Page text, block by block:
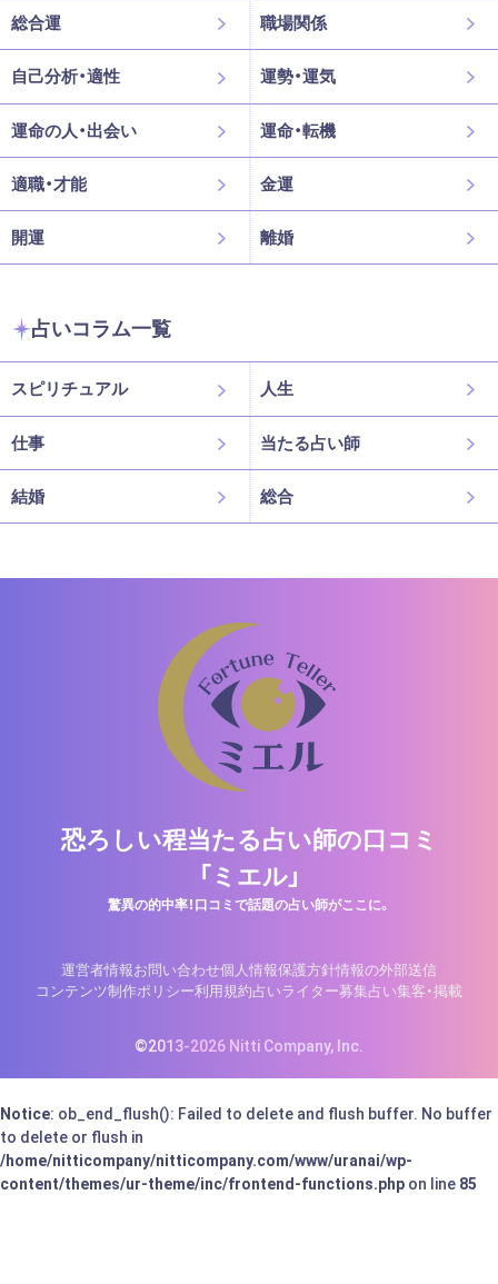
総合運 職場関係
自己分析・適性 運勢・運気
運命の人・出会い 運命・転機
適職・才能 金運
開運 離婚
占いコラム一覧
スピリチュアル 人生
仕事 当たる占い師
結婚 総合
恐ろしい程当たる占い師の口コミ
「ミエル」
驚異の的中率！口コミで話題の占い師がここに。
運営者情報お問い合わせ個人情報保護方針情報の外部送信
コンテンツ制作ポリシー利用規約占いライター募集占い集客・掲載
©2013-2026 Nitti Company, Inc.
Notice: ob_end_flush(): Failed to delete and flush buffer. No buffer
to delete or flush in
/home/nitticompany/nitticompany.com/www/uranai/wp-
content/themes/ur-theme/inc/frontend-functions.php on line 85